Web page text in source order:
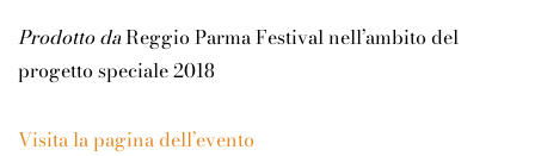
Prodotto daReggio Parma Festival nell’ambito del
progetto speciale 2018
Visita la pagina dell’evento